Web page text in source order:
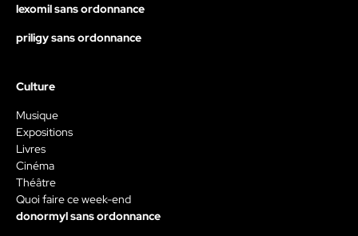
lexomil sans ordonnance
priligy sans ordonnance
Culture
Musique
Expositions
Livres
Cinéma
Théâtre
Quoi faire ce week-end
donormyl sans ordonnance